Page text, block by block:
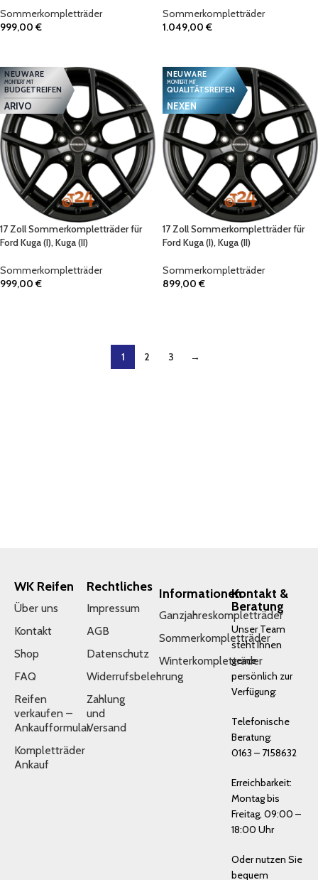
Sommerkompletträder
999,00€
Sommerkompletträder
1.049,00€
NEUWARE
MONTIERT MIT
BUDGETREIFEN
ARIVO
17 Zoll Sommerkompletträder für
Ford Kuga (I), Kuga (II)
Sommerkompletträder
999,00€
NEUWARE
MONTIERT MIT
QUALITÄTSREIFEN
NEXEN
17 Zoll Sommerkompletträder für
Ford Kuga (I), Kuga (II)
Sommerkompletträder
899,00€
1 2 3 →
WK Reifen
Über uns
Kontakt
Shop
FAQ
Reifen
verkaufen –
Ankaufformular
Kompletträder
Ankauf
Rechtliches
Impressum
AGB
Datenschutz
Widerrufsbelehrung
Zahlung
und
Versand
Informationen
Ganzjahreskompletträder
Sommerkompletträder
Winterkompletträder
Kontakt &
Beratung
Unser Team
steht Ihnen
gerne
persönlich zur
Verfügung:
Telefonische
Beratung:
0163 – 7158632
Erreichbarkeit:
Montag bis
Freitag, 09:00 –
18:00 Uhr
Oder nutzen Sie
bequem